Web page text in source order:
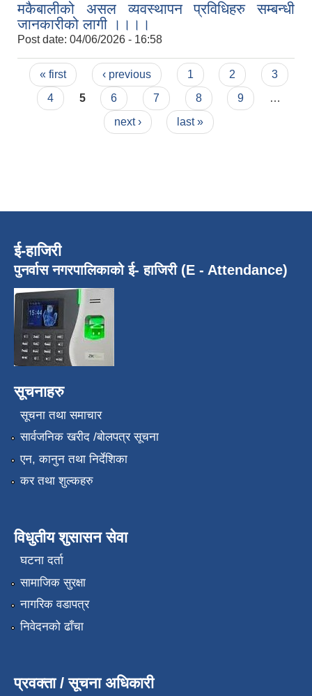
मकैबालीको असल व्यवस्थापन प्रविधिहरु सम्बन्धी
जानकारीको लागी ।।।।
Post date: 04/06/2026 - 16:58
Pages
« first ‹ previous 1 2
3
4
5 6 7 8 9
…
next ›
last »
ई-हाजिरी
पुनर्वास नगरपालिकाको ई- हाजिरी (E - Attendance)
सूचनाहरु
सूचना तथा समाचार
सार्वजनिक खरीद /बोलपत्र सूचना
एन, कानुन तथा निर्देशिका
कर तथा शुल्कहरु
विधुतीय शुसासन सेवा
घटना दर्ता
सामाजिक सुरक्षा
नागरिक वडापत्र
निवेदनको ढाँचा
प्रवक्ता / सूचना अधिकारी